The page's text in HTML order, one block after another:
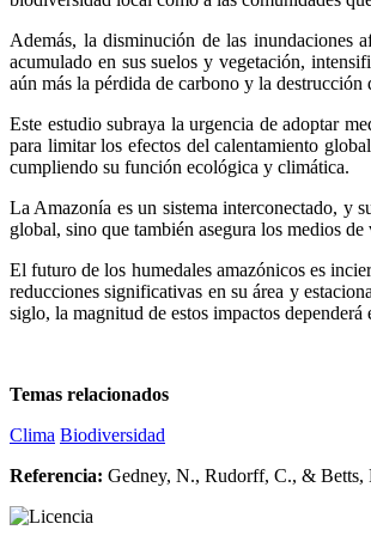
Además, la disminución de las inundaciones
acumulado en sus suelos y vegetación,
aún más la pérdida de carbono y la destrucción
Este estudio subraya la urgencia de adoptar
para limitar los efectos del calentamiento
cumpliendo su función ecológica y climática.
La Amazonía es un sistema interconectado, y
global, sino que también asegura los medios
El futuro de los humedales amazónicos es
reducciones significativas en su área y
siglo, la magnitud de estos impactos
Temas relacionados
Clima Biodiversidad
Referencia: Gedney, N., Rudorff, C., & Betts,